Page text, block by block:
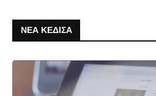
ΝΕΑ ΚΕΔΙΣΑ